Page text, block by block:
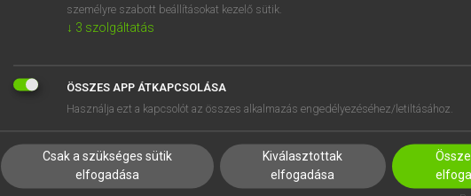
EGYÉNI FELHASZNÁLÓKNAK
TANULÓKNAK
SÚGÓ
RÓLUNK
személyre szabott beállításokat kezelő sütik.
↓ 3 szolgáltatás
ÖSSZES APP ÁTKAPCSOLÁSA
Használja ezt a kapcsolót az összes alkalmazás engedélyezéséhez/letiltásához.
Csak a szükséges sütik
elfogadása
Kiválasztottak
elfogadása